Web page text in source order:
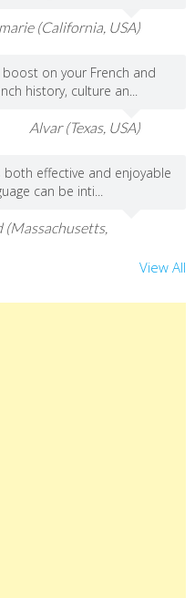
(California, USA)
on your French and
history, culture an...
Alvar (Texas, USA)
both effective and enjoyable
can be inti...
(Massachusetts,
View All